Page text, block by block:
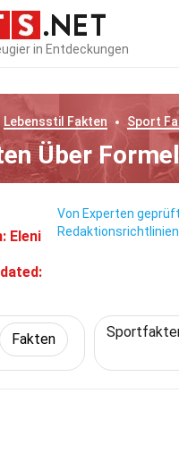
in Entdeckungen
Lebensstil Fakten Sport
Über
Eleni
Von Experten geprüft
Redaktionsrichtlinien
Fakten